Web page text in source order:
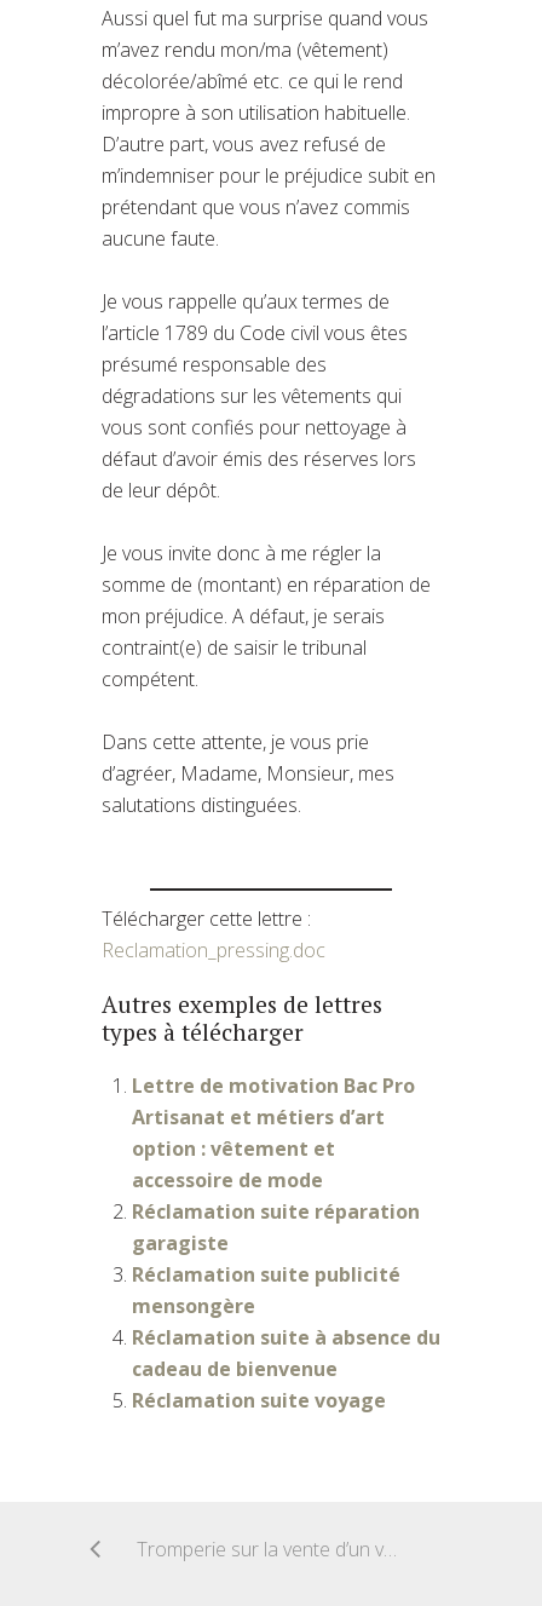
Aussi quel fut ma surprise quand vous
m’avez rendu mon/ma (vêtement)
décolorée/abîmé etc. ce qui le rend
impropre à son utilisation habituelle.
D’autre part, vous avez refusé de
m’indemniser pour le préjudice subit en
prétendant que vous n’avez commis
aucune faute.
Je vous rappelle qu’aux termes de
l’article 1789 du Code civil vous êtes
présumé responsable des
dégradations sur les vêtements qui
vous sont confiés pour nettoyage à
défaut d’avoir émis des réserves lors
de leur dépôt.
Je vous invite donc à me régler la
somme de (montant) en réparation de
mon préjudice. A défaut, je serais
contraint(e) de saisir le tribunal
compétent.
Dans cette attente, je vous prie
d’agréer, Madame, Monsieur, mes
salutations distinguées.
Télécharger cette lettre :
Reclamation_pressing.doc
Autres exemples de lettres
types à télécharger
Lettre de motivation Bac Pro
Artisanat et métiers d’art
option : vêtement et
accessoire de mode
Réclamation suite réparation
garagiste
Réclamation suite publicité
mensongère
Réclamation suite à absence du
cadeau de bienvenue
Réclamation suite voyage
Tromperie sur la vente d’un véhicule d’occasion